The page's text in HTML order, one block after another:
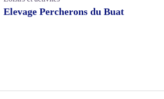
Elevage Percherons du Buat